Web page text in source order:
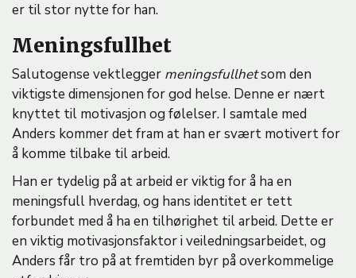
er til stor nytte for han.
Meningsfullhet
Salutogense vektlegger meningsfullhetsom den
viktigste dimensjonen for god helse. Denne er nært
knyttet til motivasjon og følelser. I samtale med
Anders kommer det fram at han er svært motivert for
å komme tilbake til arbeid.
Han er tydelig på at arbeid er viktig for å ha en
meningsfull hverdag, og hans identitet er tett
forbundet med å ha en tilhørighet til arbeid. Dette er
en viktig motivasjonsfaktor i veiledningsarbeidet, og
Anders får tro på at fremtiden byr på overkommelige